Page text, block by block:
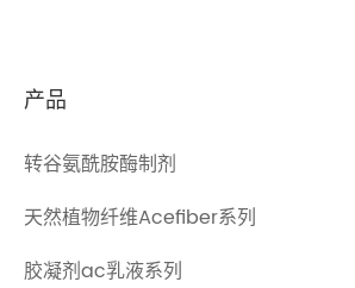
产品
转谷氨酰胺酶制剂
天然植物纤维Acefiber系列
胶凝剂ac乳液系列